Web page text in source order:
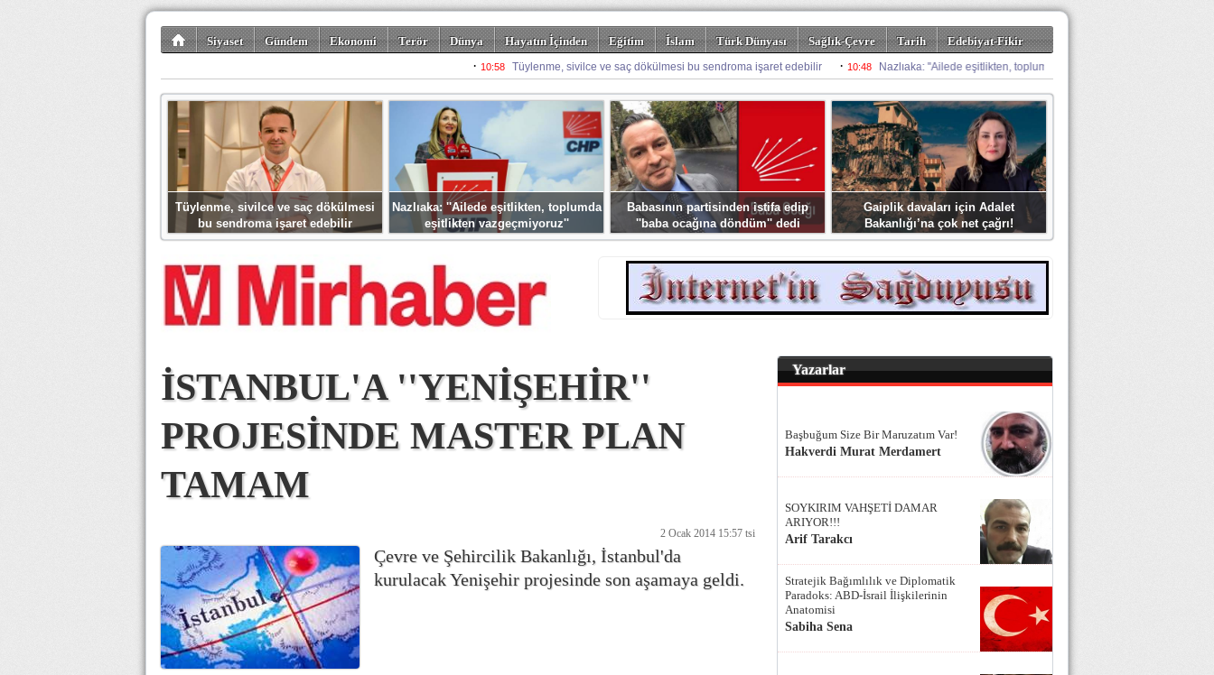
Siyaset Gündem Ekonomi Terör Dünya Hayatın İçinden Eğitim İslam Türk Dünyası Sağlık-Çevre Tarih
Edebiyat-Fikir
Spor Misafir Kalem Foto Galeriler
Tüylenme, sivilce ve saç dökülmesi
bu sendroma işaret edebilir
Nazlıaka: ''Ailede eşitlikten, toplumda
eşitlikten vazgeçmiyoruz''
Babasının partisinden istifa edip
''baba ocağına döndüm'' dedi
Gaiplik davaları için Adalet
Bakanlığı’na çok net çağrı!
İSTANBUL'A ''YENİŞEHİR''
PROJESİNDE MASTER PLAN
TAMAM
2 Ocak 2014 15:57 tsi
Çevre ve Şehircilik Bakanlığı, İstanbul'da
kurulacak Yenişehir projesinde son aşamaya geldi.
Yazarlar
Başbuğum Size Bir Maruzatım Var!
Hakverdi Murat Merdamert
SOYKIRIM VAHŞETİ DAMAR
ARIYOR!!!
Arif Tarakcı
Stratejik Bağımlılık ve Diplomatik
Paradoks: ABD-İsrail İlişkilerinin
Anatomisi
Sabiha Sena